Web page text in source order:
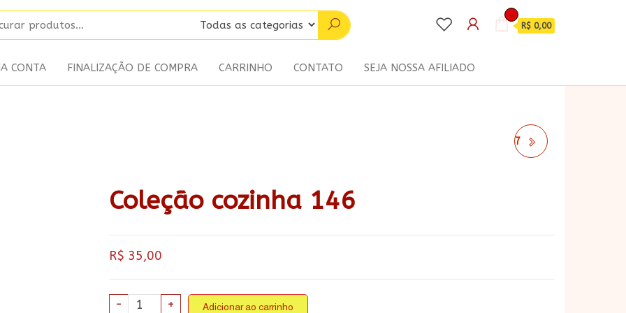
0
R$ 0,00
CONTA FINALIZAÇÃO DE COMPRA CARRINHO CONTATO SEJA NOSSA AFILIADO
COLEÇÃO COZINHA 147
Coleção cozinha 146
R$ 35,00
-
Coleção
+ Adicionar ao carrinho